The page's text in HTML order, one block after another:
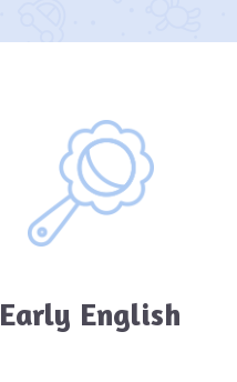
Early English